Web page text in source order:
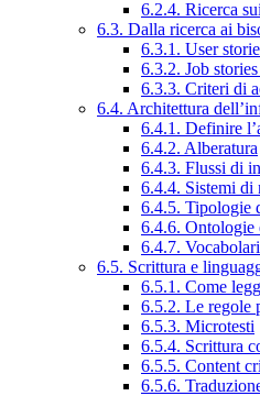
6.2.4. Ricerca
6.3. Dalla ricerca ai
6.3.1. User
6.3.2. Job
6.3.3. Criteri di
6.4. Architettura
6.4.1. Definire
6.4.2. Alberatura
6.4.3. Flussi di
6.4.4. Sistemi di
6.4.5. Tipologie
6.4.6. Ontologie
6.4.7.
6.5. Scrittura e
6.5.1. Come
6.5.2. Le regole
6.5.3. Microtesti
6.5.4. Scrittura
6.5.5. Content
6.5.6.